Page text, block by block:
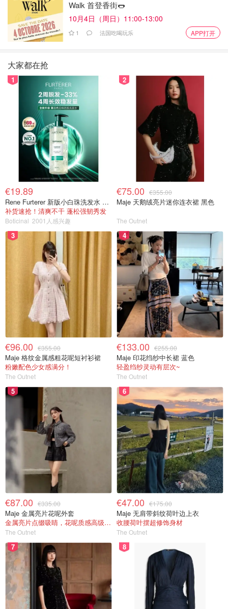
Walk 首登香街🌭
10月4日（周日）11:00-13:00
1 法国吃喝玩乐 APP打开
大家都在抢
1
€19.89
Rene Furterer 新版小白珠洗发水 500ml
补货速抢！清爽不干 蓬松强韧秀发
Boticinal 2001人感兴趣
2
€75.00 €355.00
Maje 天鹅绒亮片迷你连衣裙 黑色
The Outnet
3
€96.00 €355.00
Maje 格纹金属感粗花呢短衬衫裙
粉嫩配色少女感满分！
The Outnet
4
€133.00 €255.00
Maje 印花绉纱中长裙 蓝色
轻盈绉纱灵动有层次~
The Outnet
5
€87.00 €335.00
Maje 金属亮片花呢外套
金属亮片点缀吸睛，花呢质感高级又显贵
The Outnet
6
€47.00 €175.00
Maje 无肩带斜纹荷叶边上衣
收腰荷叶摆超修饰身材
The Outnet
7 8